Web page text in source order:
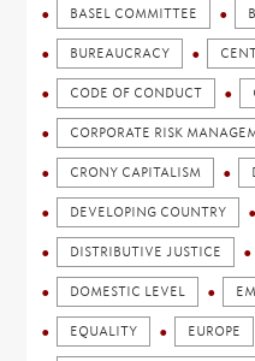
BASEL COMMITTEE
BUREAUCRACY
CODE OF CONDUCT
CORPORATE RISK
CRONY CAPITALISM
DEVELOPING COUNTRY
DISTRIBUTIVE JUSTICE
DOMESTIC LEVEL
EQUALITY EUROPE